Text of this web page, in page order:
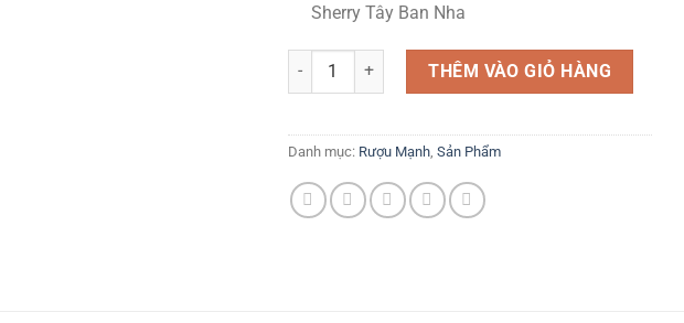
Sherry Tây Ban Nha
Rượu The Macallan 12 – Sherry Oak Cask số lượng
THÊM VÀO GIỎ HÀNG
Danh mục: Rượu Mạnh Sản Phẩm